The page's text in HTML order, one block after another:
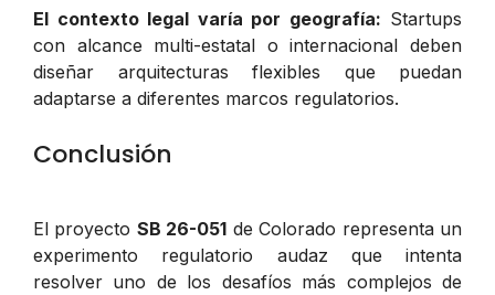
El contexto legal varía por geografía: Startups
con alcance multi-estatal o internacional deben
diseñar arquitecturas flexibles que puedan
adaptarse a diferentes marcos regulatorios.
Conclusión
El proyecto SB 26-051 de Colorado representa un
experimento regulatorio audaz que intenta
resolver uno de los desafíos más complejos de